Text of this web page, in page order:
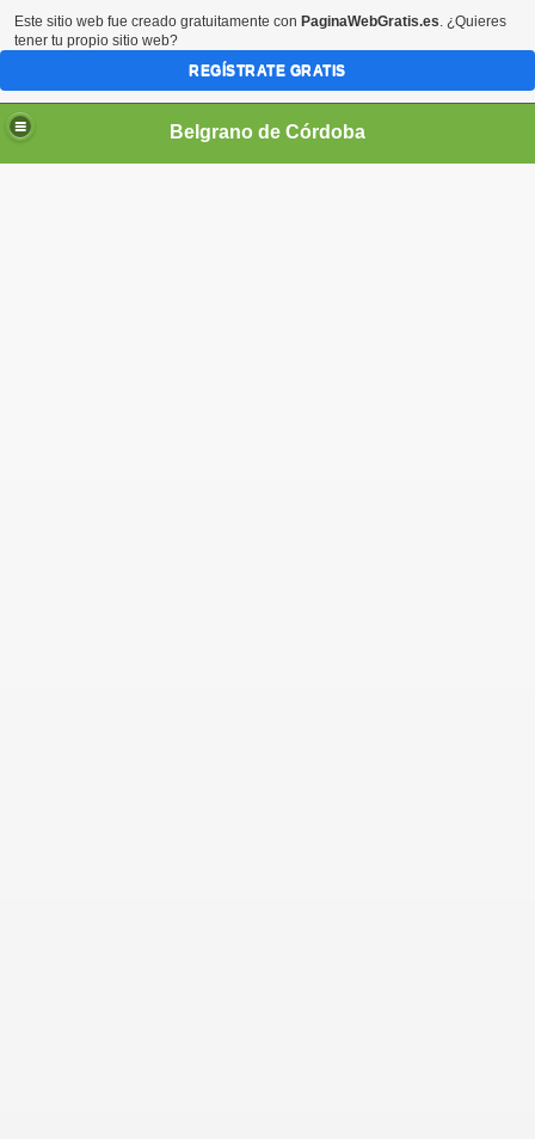
Belgrano de Córdoba
Este sitio web fue creado gratuitamente con PaginaWebGratis.es. ¿Quieres
tener tu propio sitio web?
REGÍSTRATE GRATIS